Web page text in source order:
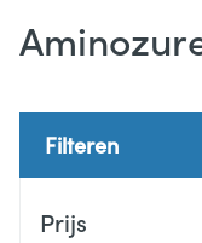
Filteren
Prijs